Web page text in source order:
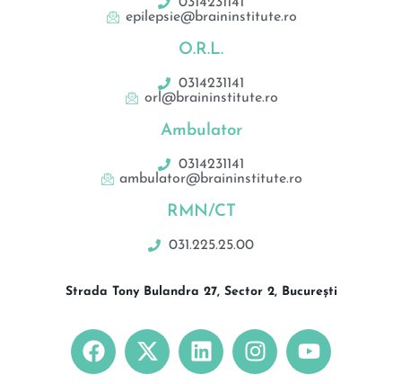
epilepsie@braininstitute.ro
O.R.L.
0314231141
orl@braininstitute.ro
Ambulator
0314231141
ambulator@braininstitute.ro
RMN/CT
031.225.25.00
Strada Tony Bulandra 27, Sector 2, București